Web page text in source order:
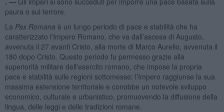
paura o sul terrore.
La Pax Romana è un lungo periodo di pace e stabilità che ha
caratterizzato l'Impero Romano, che va dall’ascesa di Augusto,
avvenuta il 27 avanti Cristo, alla morte di Marco Aurelio, avvenuta il
180 dopo Cristo. Questo periodo fu permesso grazie alla
superiorità militare dell'esercito romano, che impose la propria
pace e stabilità sulle regioni sottomesse: l’Impero raggiunse la sua
massima estensione territoriale e conobbe un notevole sviluppo
economico, culturale e urbanistico, promuovendo la diffusione della
lingua, delle leggi e delle tradizioni romane.